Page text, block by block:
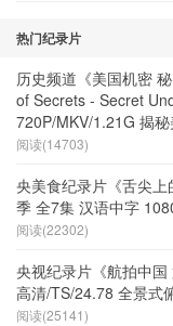
热门纪录片
历史频道《美国机密
of Secrets - Secret
720P/MKV/1.21G 揭
阅读(14703)
央美食纪录片《舌尖
季 全7集 汉语中字
阅读(22302)
央视纪录片《航拍中
高清/TS/24.78 全景式
阅读(25141)